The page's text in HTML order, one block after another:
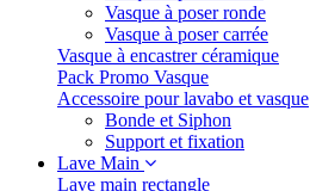
Vasque à poser ronde
Vasque à poser carrée
Vasque à encastrer céramique
Pack Promo Vasque
Accessoire pour lavabo et vasque
Bonde et Siphon
Support et fixation
Lave Main
Lave main rectangle